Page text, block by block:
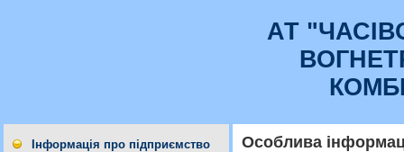
АТ
Інформація про підприємство
Особлива